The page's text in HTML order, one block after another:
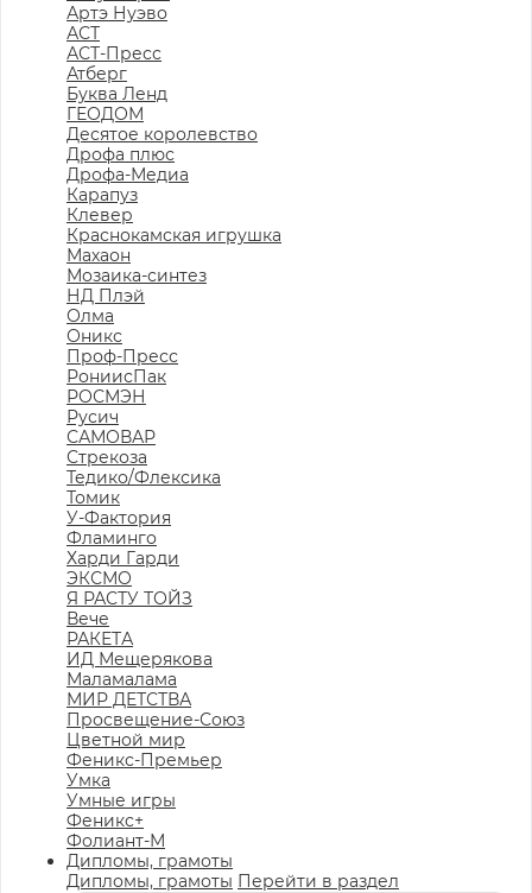
Артэ Нуэво
АСТ
АСТ-Пресс
Атберг
Буква Ленд
ГЕОДОМ
Десятое королевство
Дрофа плюс
Дрофа-Медиа
Карапуз
Клевер
Краснокамская игрушка
Махаон
Мозаика-синтез
НД Плэй
Олма
Оникс
Проф-Пресс
РониисПак
РОСМЭН
Русич
САМОВАР
Стрекоза
Тедико/Флексика
Томик
У-Фактория
Фламинго
Харди Гарди
ЭКСМО
Я РАСТУ ТОЙЗ
Вече
РАКЕТА
ИД Мещерякова
Маламалама
МИР ДЕТСТВА
Просвещение-Союз
Цветной мир
Феникс-Премьер
Умка
Умные игры
Феникс+
Фолиант-М
Дипломы, грамоты
Дипломы, грамоты Перейти в раздел